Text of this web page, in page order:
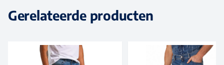
Gerelateerde producten